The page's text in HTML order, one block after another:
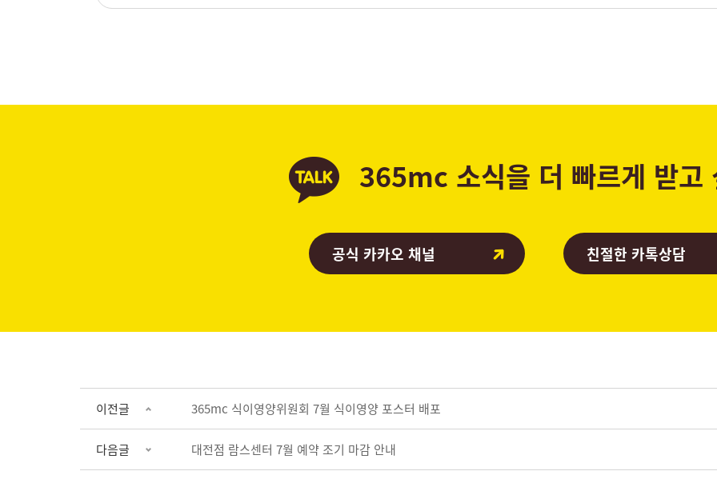
365mc 소식을 더 빠르게 받고
공식 카카오 채널 친절한 카톡상담
이전글 365mc 식이영양위원회 7월 식이영양 포스터 배포
다음글 대전점 람스센터 7월 예약 조기 마감 안내